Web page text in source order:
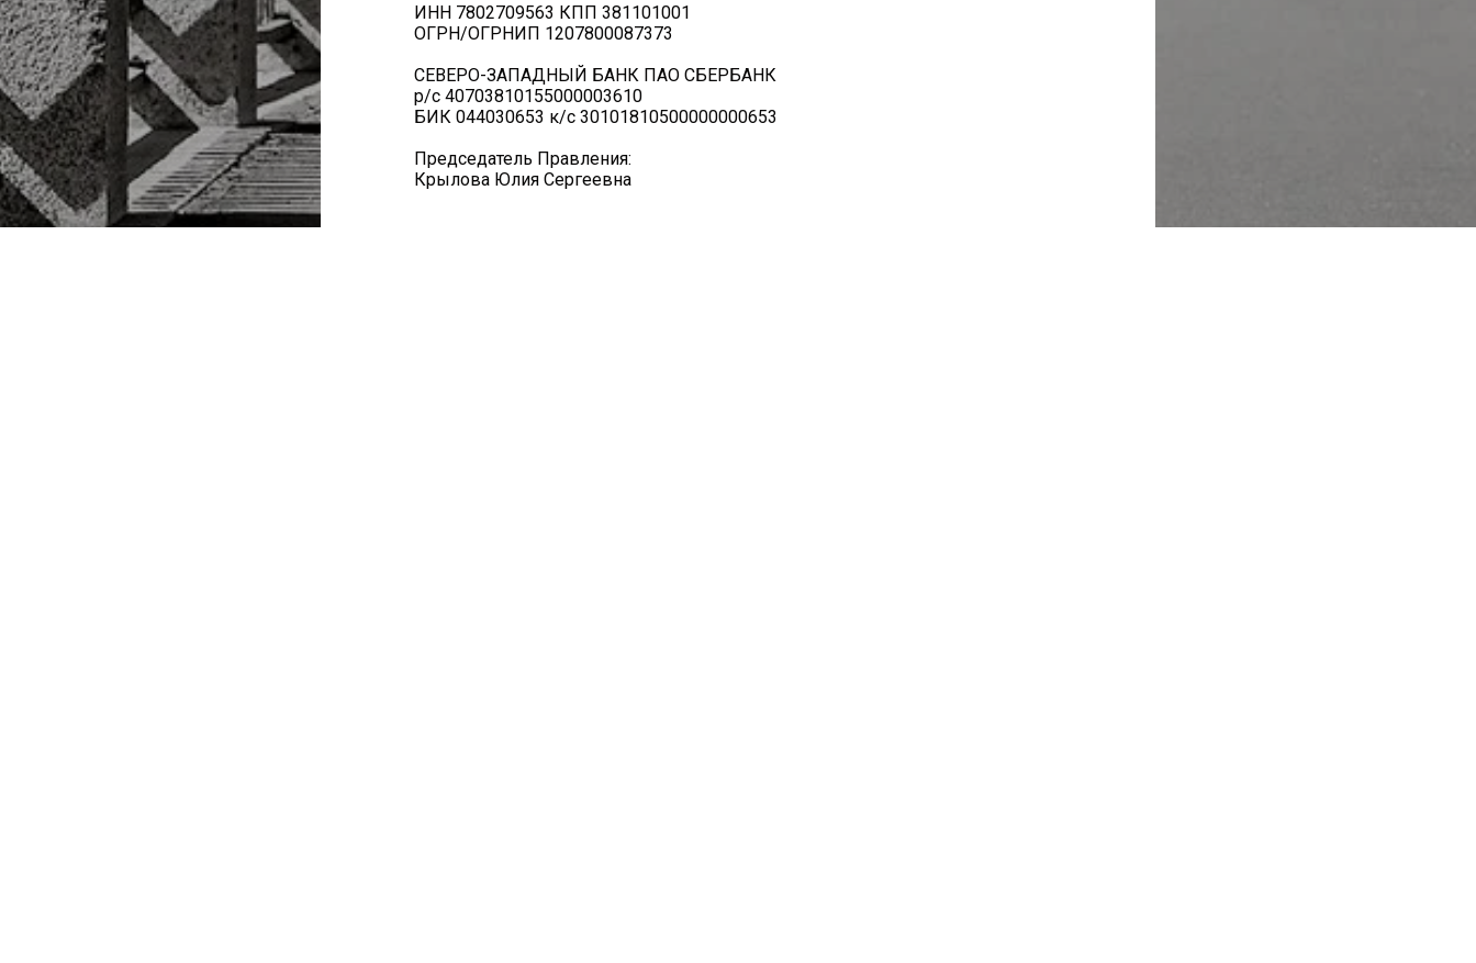
ИНН 7802709563 КПП 381101001
ОГРН/ОГРНИП 1207800087373
СЕВЕРО-ЗАПАДНЫЙ БАНК ПАО СБЕРБАНК
р/с 40703810155000003610
БИК 044030653 к/с 30101810500000000653
Председатель Правления:
Крылова Юлия Сергеевна